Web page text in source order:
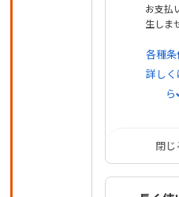
お支払
生しま
各種
詳しく
ら
閉じ